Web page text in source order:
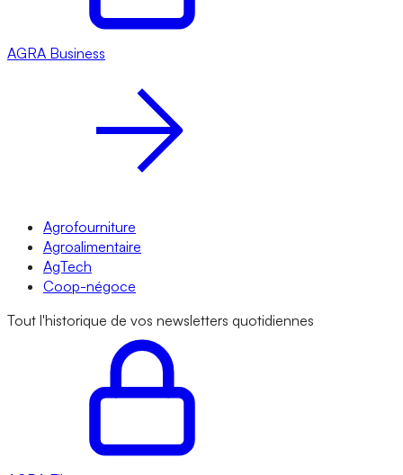
AGRA Business
Agrofourniture
Agroalimentaire
AgTech
Coop-négoce
Tout l'historique de vos newsletters quotidiennes